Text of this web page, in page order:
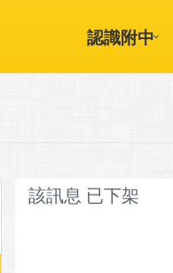
認識附中
該訊息 已下架